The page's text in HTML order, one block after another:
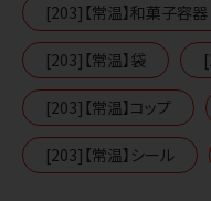
[203]【常温】和菓子容器
[203]【常温】袋
[203]【常温】コップ
[203]【常温】シール